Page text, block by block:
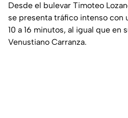
Desde el bulevar Timoteo
se presenta tráfico intenso con
10 a 16 minutos, al igual que en
Venustiano Carranza.